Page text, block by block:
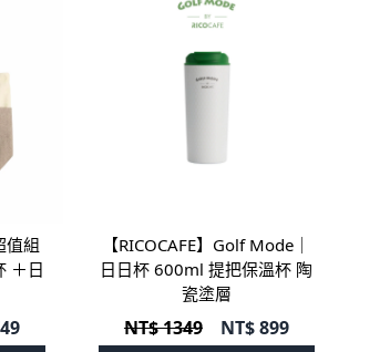
值組
＋日
【RICOCAFE】Golf Mode｜
日日杯 600ml 提把保溫杯 陶
瓷塗層
NT$ 1349 NT$899